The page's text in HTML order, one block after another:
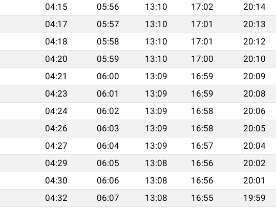
04:15 05:56 13:10 17:02 20:14
04:17 05:57 13:10 17:01 20:13
04:18 05:58 13:10 17:01 20:12
04:20 05:59 13:10 17:00 20:10
04:21 06:00 13:09 16:59 20:09
04:23 06:01 13:09 16:59 20:08
04:24 06:02 13:09 16:58 20:06
04:26 06:03 13:09 16:58 20:05
04:27 06:04 13:09 16:57 20:04
04:29 06:05 13:08 16:56 20:02
04:30 06:06 13:08 16:56 20:01
04:32 06:07 13:08 16:55 19:59